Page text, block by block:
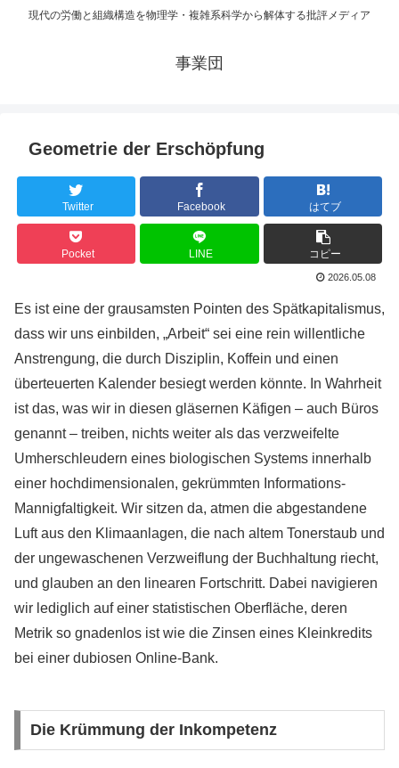
現代の労働と組織構造を物理学・複雑系科学から解体する批評メディア
事業団
Geometrie der Erschöpfung
Twitter Facebook はてブ
Pocket LINE コピー
2026.05.08
Es ist eine der grausamsten Pointen des Spätkapitalismus,
dass wir uns einbilden, „Arbeit“ sei eine rein willentliche
Anstrengung, die durch Disziplin, Koffein und einen
überteuerten Kalender besiegt werden könnte. In Wahrheit
ist das, was wir in diesen gläsernen Käfigen – auch Büros
genannt – treiben, nichts weiter als das verzweifelte
Umherschleudern eines biologischen Systems innerhalb
einer hochdimensionalen, gekrümmten Informations-
Mannigfaltigkeit. Wir sitzen da, atmen die abgestandene
Luft aus den Klimaanlagen, die nach altem Tonerstaub und
der ungewaschenen Verzweiflung der Buchhaltung riecht,
und glauben an den linearen Fortschritt. Dabei navigieren
wir lediglich auf einer statistischen Oberfläche, deren
Metrik so gnadenlos ist wie die Zinsen eines Kleinkredits
bei einer dubiosen Online-Bank.
Die Krümmung der Inkompetenz